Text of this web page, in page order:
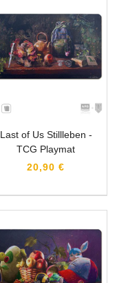
Last of Us Stillleben -
TCG Playmat
20,90 €